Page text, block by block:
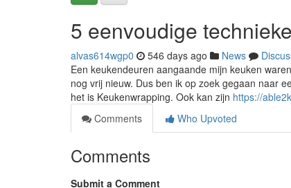
5 eenvoudige
alvas614wgp0 546 days ago News
Een keukendeuren aangaande mijn keuken
nog vrij nieuw. Dus ben ik op zoek gegaan naar
het is Keukenwrapping. Ook kan zijn https://
Comments
Who Upvoted
Comments
Submit a Comment